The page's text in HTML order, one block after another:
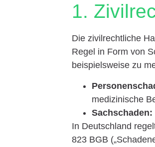
1.
Die zivilrechtliche
Regel in Form von
beispielsweise zu
medizinische
Sachschaden:
In Deutschland
823 BGB